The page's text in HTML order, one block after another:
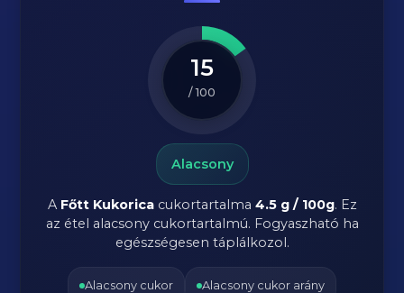
15
/ 100
Alacsony
A Főtt Kukoricacukortartalma 4.5 g / 100g. Ez
az étel alacsony cukortartalmú. Fogyaszható ha
egészségesen táplálkozol.
Alacsony cukor Alacsony cukor arány